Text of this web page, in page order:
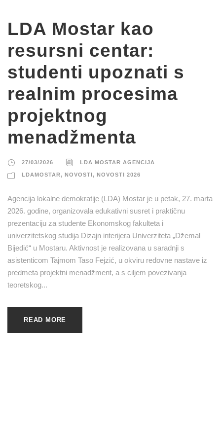
LDA Mostar kao
resursni centar:
studenti upoznati s
realnim procesima
projektnog
menadžmenta
27/03/2026 LDA MOSTAR AGENCIJA
LDAMOSTAR, NOVOSTI, NOVOSTI 2026
Agencija lokalne demokratije (LDA) Mostar je u petak, 27. marta
2026. godine, organizovala edukativni susret i praktičnu
prezentaciju za studente Ekonomskog fakulteta i
univerzitetskog studija Dizajn interijera Univerziteta „Džemal
Bijedić“ u Mostaru. Aktivnost je realizovana u saradnji s
asistenticom Tajmom Taso Fejzić, u okviru redovne nastave iz
predmeta projektni menadžment, a s ciljem povezivanja
teoretskog...
READ MORE